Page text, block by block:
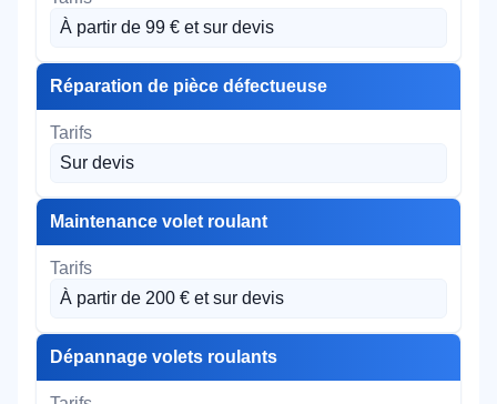
À partir de 99 € et sur devis
Réparation de pièce défectueuse
Sur devis
Maintenance volet roulant
À partir de 200 € et sur devis
Dépannage volets roulants